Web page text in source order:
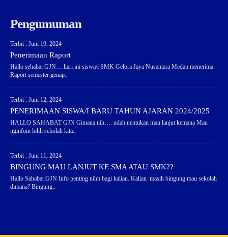
Pengumuman
Terbit : Juni 19, 2024
Penerimaan Raport
Hallo sehabat GJN… hari ini siswa/i SMK Gelora Jaya Nusantara Medan menerima
Raport semester genap..
Terbit : Juni 12, 2024
PENERIMAAN SISWA/I BARU TAHUN AJARAN 2024/2025
HALLO SAHABAT GJN Gimana nih…. udah nentukan mau lanjut kemana Mau
nginfoin lohh sekolah kita..
Terbit : Juni 11, 2024
BINGUNG MAU LANJUT KE SMA ATAU SMK??
Hallo Sahabat GJN Info penting nihh bagi kalian. Kalian masih bingung mau sekolah
dimana? Bingung..